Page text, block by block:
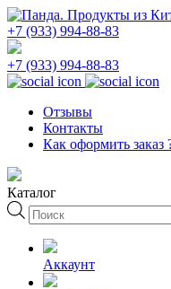
+7 (933) 994-88-83
+7 (933) 994-88-83
Отзывы
Контакты
Как оформить заказ
Каталог
Поиск
товаров
Аккаунт